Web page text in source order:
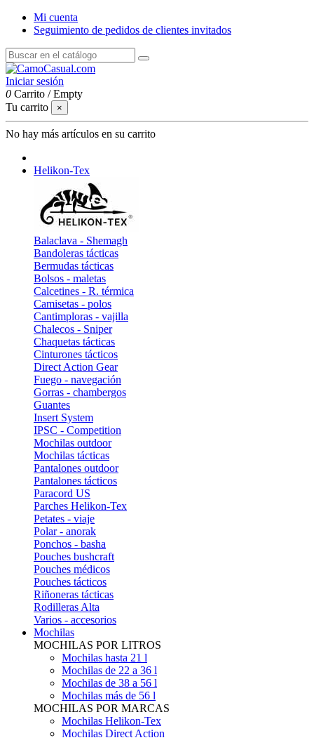
Mi cuenta
Seguimiento de pedidos de clientes invitados
Iniciar sesión
0 Carrito /Empty
Tu carrito
×
No hay más artículos en su carrito
Helikon-Tex
Balaclava - Shemagh
Bandoleras tácticas
Bermudas tácticas
Bolsos - maletas
Calcetines - R. térmica
Camisetas - polos
Cantimploras - vajilla
Chalecos - Sniper
Chaquetas tácticas
Cinturones tácticos
Direct Action Gear
Fuego - navegación
Gorras - chambergos
Guantes
Insert System
IPSC - Competition
Mochilas outdoor
Mochilas tácticas
Pantalones outdoor
Pantalones tácticos
Paracord US
Parches Helikon-Tex
Petates - viaje
Polar - anorak
Ponchos - basha
Pouches bushcraft
Pouches médicos
Pouches tácticos
Riñoneras tácticas
Rodilleras Alta
Varios - accesorios
Mochilas
MOCHILAS POR LITROS
Mochilas hasta 21 l
Mochilas de 22 a 36 l
Mochilas de 38 a 56 l
Mochilas más de 56 l
MOCHILAS POR MARCAS
Mochilas Helikon-Tex
Mochilas Direct Action